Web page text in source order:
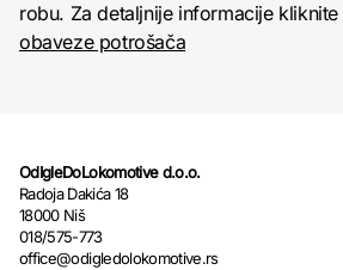
robu. Za detaljnije informacije kliknite
obaveze potrošača
OdIgleDoLokomotive d.o.o.
Radoja Dakića 18
18000 Niš
018/575-773
office@odigledolokomotive.rs